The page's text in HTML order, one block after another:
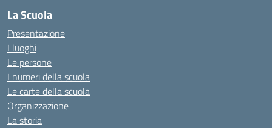
La Scuola
Presentazione
I luoghi
Le persone
I numeri della scuola
Le carte della scuola
Organizzazione
La storia